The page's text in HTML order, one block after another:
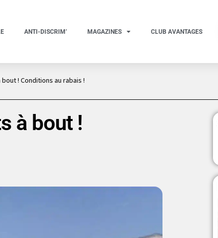
ANTI-DISCRIM’ MAGAZINES CLUB AVANTAGES
! Conditions au rabais !
à bout !